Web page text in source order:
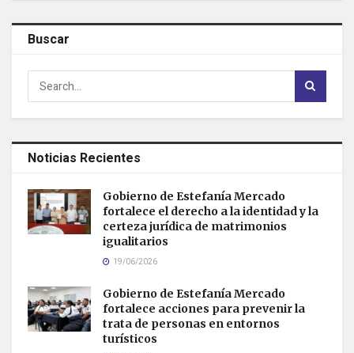
Buscar
Noticias Recientes
Gobierno de Estefanía Mercado
fortalece el derecho a la identidad y la
certeza jurídica de matrimonios
igualitarios
19/06/2026
Gobierno de Estefanía Mercado
fortalece acciones para prevenir la
trata de personas en entornos
turísticos